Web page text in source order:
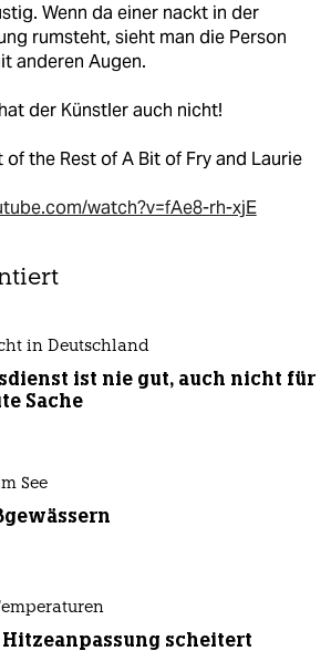
Wenn da einer nackt in der
rumsteht, sieht man die Person
anderen Augen.
der Künstler auch nicht!
of the Rest of A Bit of Fry and Laurie
watch?v=fAe8-rh-xjE
in Deutschland
ist nie gut, auch nicht für
Sache
See
Hitzeanpassung scheitert